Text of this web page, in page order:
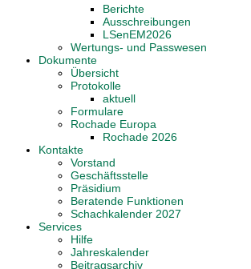
Berichte
Ausschreibungen
LSenEM2026
Wertungs- und Passwesen
Dokumente
Übersicht
Protokolle
aktuell
Formulare
Rochade Europa
Rochade 2026
Kontakte
Vorstand
Geschäftsstelle
Präsidium
Beratende Funktionen
Schachkalender 2027
Services
Hilfe
Jahreskalender
Beitragsarchiv